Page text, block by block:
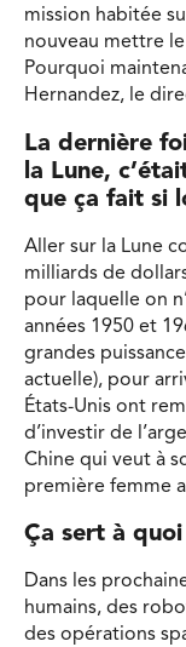
mission habitée
nouveau mettre
Pourquoi
Hernandez, le
La dernière
la Lune,
que ça fait si
Aller sur la Lune
milliards de
pour laquelle on
années 1950 et
grandes
actuelle), pour
États-Unis ont
d’investir de
Chine qui veut à
première femme
Ça sert à quoi
Dans les
humains, des
des opérations